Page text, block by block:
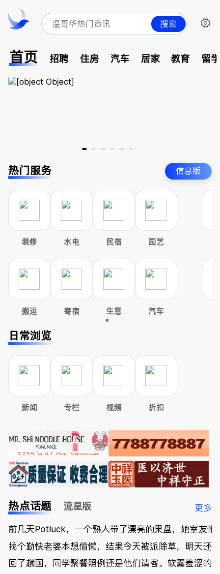
搜索
首页 招聘 住房 汽车 居家 教育 留
热门服务 信息版
装修 水电 民宿 园艺
搬运 寄宿 生意 汽车
日常浏览
新闻 专栏 视频 折扣
热点话题 流星版 更多
前几天Potluck，一个熟人带了漂亮的果盘，她室友悄
找个勤快老婆本想偷懒，结果今天被派除草，明天还
回了趟国，同学聚餐照例还是他们请客。软囊羞涩的